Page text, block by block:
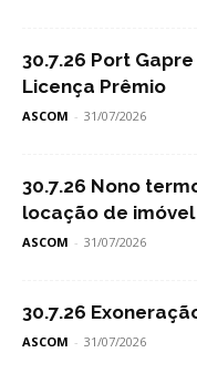
30.7.26 Port
Licença Prêmio
ASCOM - 31/07/2026
30.7.26 Nono
locação de imóvel
ASCOM - 31/07/2026
30.7.26
ASCOM - 31/07/2026